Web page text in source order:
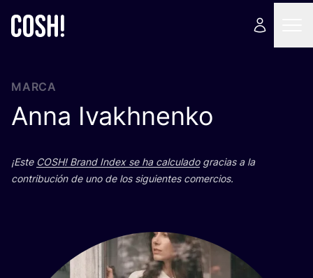
MARCA
Anna Ivakhnenko
¡Este COSH! Brand Index se ha cal­cu­la­dogra­cias a la
con­tri­bu­ción de uno de los siguien­tes comercios.